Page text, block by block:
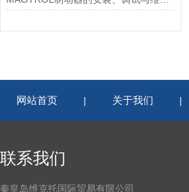
网站首页 | 关于我们 |
联系我们
秦皇岛维克托国际贸易有限公司